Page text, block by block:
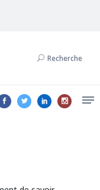
Recherche